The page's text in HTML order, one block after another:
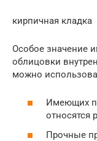
кирпичная кладка
Особое значение
облицовки
можно
Имеющих
относятся
Прочные